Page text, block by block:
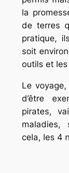
la
de terres
pratique,
soit
outils et
Le
d’être
pirates,
maladies,
cela, les 4